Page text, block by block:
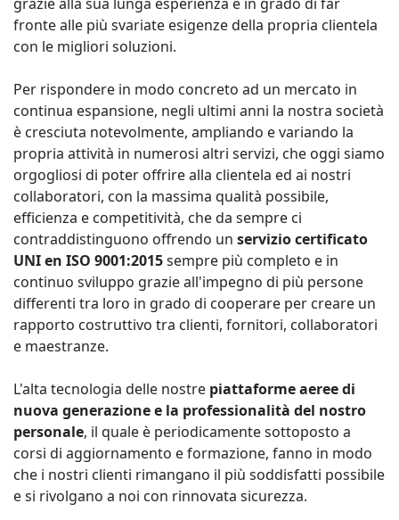
fronte alle più svariate esigenze della propria clientela
con le migliori soluzioni.
Per rispondere in modo concreto ad un mercato in
continua espansione, negli ultimi anni la nostra società
è cresciuta notevolmente, ampliando e variando la
propria attività in numerosi altri servizi, che oggi siamo
orgogliosi di poter offrire alla clientela ed ai nostri
collaboratori, con la massima qualità possibile,
efficienza e competitività, che da sempre ci
contraddistinguono offrendo un servizio certificato
UNI en ISO 9001:2015sempre più completo e in
continuo sviluppo grazie all'impegno di più persone
differenti tra loro in grado di cooperare per creare un
rapporto costruttivo tra clienti, fornitori, collaboratori
e maestranze.
L'alta tecnologia delle nostre piattaforme aeree di
nuova generazione e la professionalità del nostro
personale, il quale è periodicamente sottoposto a
corsi di aggiornamento e formazione, fanno in modo
che i nostri clienti rimangano il più soddisfatti possibile
e si rivolgano a noi con rinnovata sicurezza.